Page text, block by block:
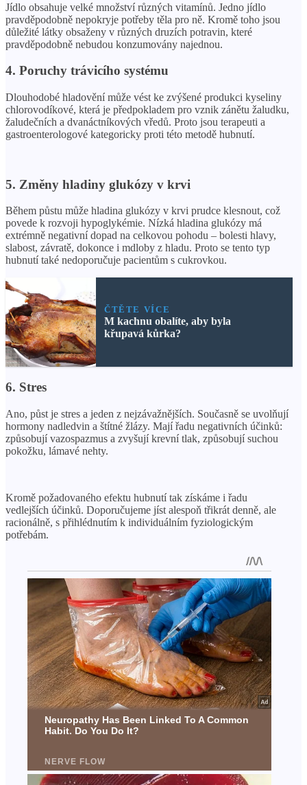
Jídlo obsahuje velké množství různých vitamínů. Jedno jídlo
pravděpodobně nepokryje potřeby těla pro ně. Kromě toho jsou
důležité látky obsaženy v různých druzích potravin, které
pravděpodobně nebudou konzumovány najednou.
4. Poruchy trávicího systému
Dlouhodobé hladovění může vést ke zvýšené produkci kyseliny
chlorovodíkové, která je předpokladem pro vznik zánětu žaludku,
žaludečních a dvanáctníkových vředů. Proto jsou terapeuti a
gastroenterologové kategoricky proti této metodě hubnutí.
5. Změny hladiny glukózy v krvi
Během půstu může hladina glukózy v krvi prudce klesnout, což
povede k rozvoji hypoglykémie. Nízká hladina glukózy má
extrémně negativní dopad na celkovou pohodu – bolesti hlavy,
slabost, závratě, dokonce i mdloby z hladu. Proto se tento typ
hubnutí také nedoporučuje pacientům s cukrovkou.
ČTĚTE VÍCE
M kachnu obalíte, aby byla
křupavá kůrka?
6. Stres
Ano, půst je stres a jeden z nejzávažnějších. Současně se uvolňují
hormony nadledvin a štítné žlázy. Mají řadu negativních účinků:
způsobují vazospazmus a zvyšují krevní tlak, způsobují suchou
pokožku, lámavé nehty.
Kromě požadovaného efektu hubnutí tak získáme i řadu
vedlejších účinků. Doporučujeme jíst alespoň třikrát denně, ale
racionálně, s přihlédnutím k individuálním fyziologickým
potřebám.